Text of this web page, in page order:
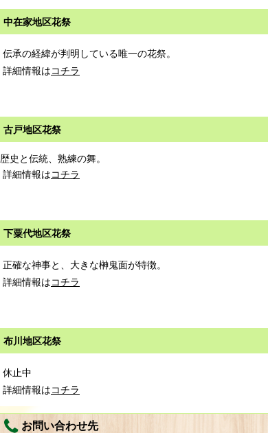
中在家地区花祭
伝承の経緯が判明している唯一の花祭。
詳細情報はコチラ
古戸地区花祭
歴史と伝統、熟練の舞。
詳細情報はコチラ
下粟代地区花祭
正確な神事と、大きな榊鬼面が特徴。
詳細情報はコチラ
布川地区花祭
休止中
詳細情報はコチラ
お問い合わせ先